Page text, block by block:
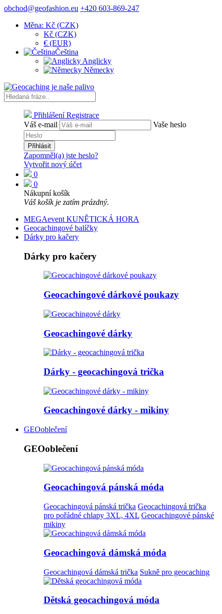
obchod@geofashion.eu +420 603-869-247
Měna: Kč (CZK)
Kč (CZK)
€ (EUR)
Čeština
Anglicky
Německy
Přihlášení Registrace
Váš e-mail
Vaše heslo
Přihlásit
Zapomněl(a) jste heslo?
Vytvořit nový účet
0
0
Nákupní košík
Váš košík je zatím prázdný.
MEGAevent KUNĚTICKÁ HORA
Geocachingové balíčky
Dárky pro kačery
Dárky pro kačery
Geocachingové dárkové poukazy
Geocachingové dárky
Dárky - geocachingová trička
Geocachingové dárky - mikiny
GEOoblečení
GEOoblečení
Geocachingová pánská móda
Geocachingová pánská trička Geocachingová trička
pro pořádné chlapy 3XL, 4XL Geocachingové pánské
mikiny
Geocachingová dámská móda
Geocachingová dámská trička Sukně pro geocaching
Dětská geocachingová móda